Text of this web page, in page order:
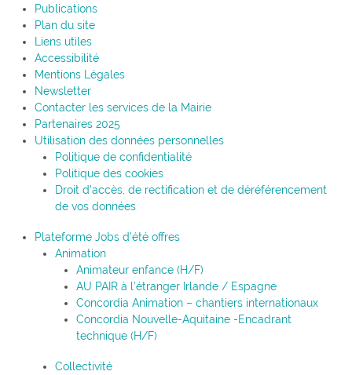
Publications
Plan du site
Liens utiles
Accessibilité
Mentions Légales
Newsletter
Contacter les services de la Mairie
Partenaires 2025
Utilisation des données personnelles
Politique de confidentialité
Politique des cookies
Droit d’accès, de rectification et de déréférencement
de vos données
Plateforme Jobs d’été offres
Animation
Animateur enfance (H/F)
AU PAIR à l’étranger Irlande / Espagne
Concordia Animation – chantiers internationaux
Concordia Nouvelle-Aquitaine -Encadrant
technique (H/F)
Collectivité